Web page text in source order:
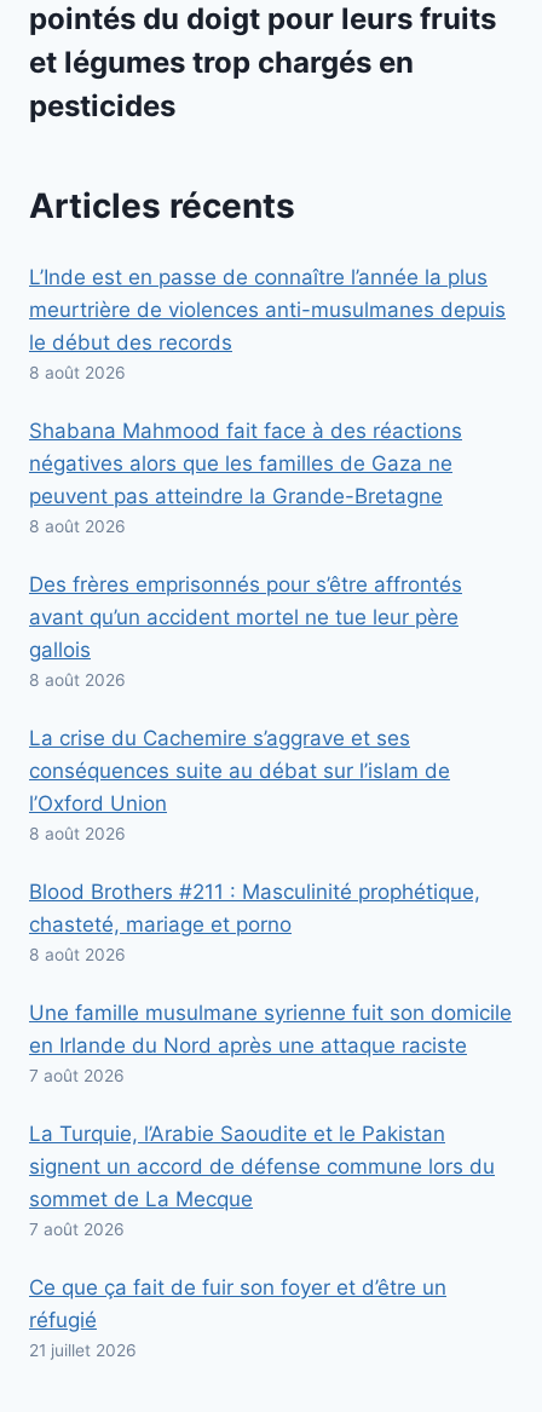
pointés du doigt pour leurs fruits
et légumes trop chargés en
pesticides
Articles récents
L’Inde est en passe de connaître l’année la plus
meurtrière de violences anti-musulmanes depuis
le début des records
8 août 2026
Shabana Mahmood fait face à des réactions
négatives alors que les familles de Gaza ne
peuvent pas atteindre la Grande-Bretagne
8 août 2026
Des frères emprisonnés pour s’être affrontés
avant qu’un accident mortel ne tue leur père
gallois
8 août 2026
La crise du Cachemire s’aggrave et ses
conséquences suite au débat sur l’islam de
l’Oxford Union
8 août 2026
Blood Brothers #211 : Masculinité prophétique,
chasteté, mariage et porno
8 août 2026
Une famille musulmane syrienne fuit son domicile
en Irlande du Nord après une attaque raciste
7 août 2026
La Turquie, l’Arabie Saoudite et le Pakistan
signent un accord de défense commune lors du
sommet de La Mecque
7 août 2026
Ce que ça fait de fuir son foyer et d’être un
réfugié
21 juillet 2026